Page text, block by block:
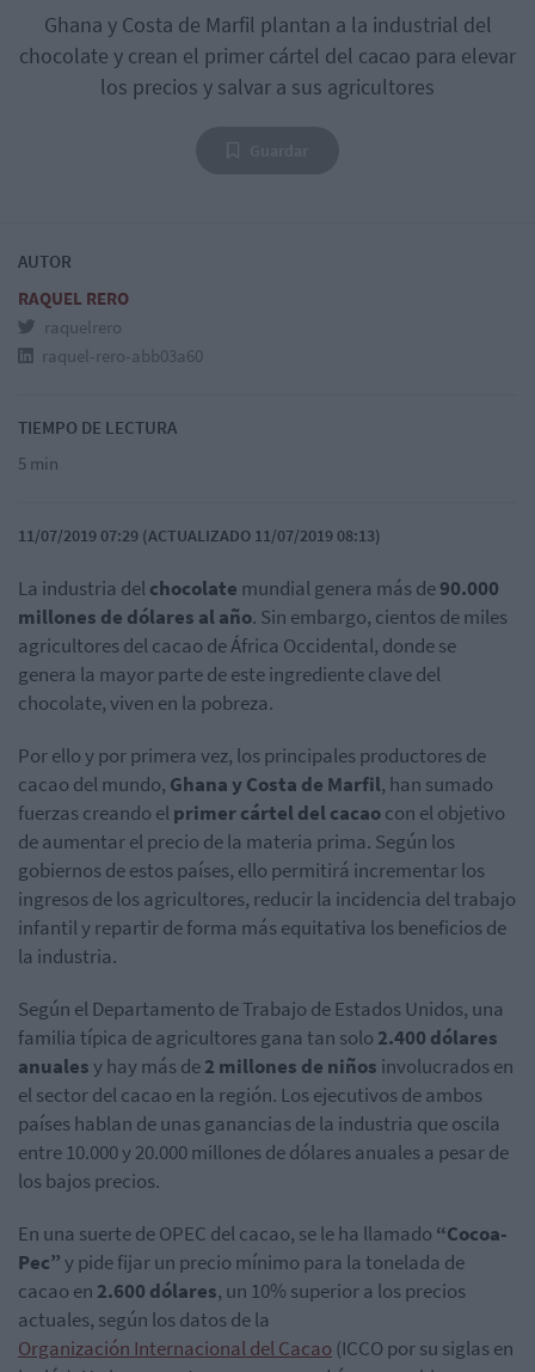
Ghana y Costa de Marfil plantan a la industrial del
chocolate y crean el primer cártel del cacao para elevar
los precios y salvar a sus agricultores
AUTOR
RAQUEL RERO
raquelrero
raquel-rero-abb03a60
TIEMPO DE LECTURA
5 min
11/07/2019 07:29 (ACTUALIZADO 11/07/2019 08:13)
La industria delchocolate mundial genera más de90.000
millones de dólares al año. Sin embargo, cientos de miles
agricultores del cacao de África Occidental, donde se
genera la mayor parte de este ingrediente clave del
chocolate, viven en la pobreza.
Por ello y por primera vez, los principales productores de
cacao del mundo, Ghana y Costa de Marfil, han sumado
fuerzas creando elprimer cártel del cacaocon el objetivo
de aumentar el precio de la materia prima. Según los
gobiernos de estos países, ello permitirá incrementar los
ingresos de los agricultores, reducir la incidencia del trabajo
infantil y repartir de forma más equitativa los beneficios de
la industria.
Según el Departamento de Trabajo de Estados Unidos, una
familia típica de agricultores gana tan solo 2.400 dólares
anualesy hay más de2 millones de niños involucrados en
el sector del cacao en la región. Los ejecutivos de ambos
países hablan de unas ganancias de la industria que oscila
entre 10.000 y 20.000 millones de dólares anuales a pesar de
los bajos precios.
En una suerte de OPEC del cacao, se le ha llamado “Cocoa-
Pec”y pide fijar un precio mínimo para la tonelada de
cacao en 2.600 dólares, un 10% superior a los precios
actuales, según los datos de la
Organización Internacional del Cacao (ICCO por su siglas en